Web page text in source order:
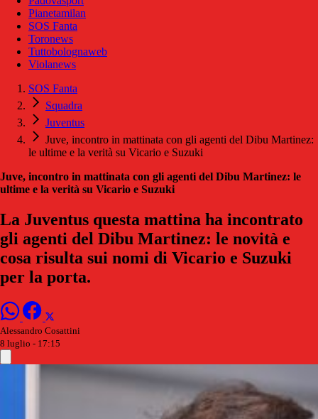
Pianetamilan
SOS Fanta
Toronews
Tuttobolognaweb
Violanews
SOS Fanta
Squadra
Juventus
Juve, incontro in mattinata con gli agenti del Dibu Martinez:
le ultime e la verità su Vicario e Suzuki
Juve, incontro in mattinata con gli agenti del Dibu Martinez: le
ultime e la verità su Vicario e Suzuki
La Juventus questa mattina ha incontrato
gli agenti del Dibu Martinez: le novità e
cosa risulta sui nomi di Vicario e Suzuki
per la porta.
Alessandro Cosattini
8 luglio - 17:15